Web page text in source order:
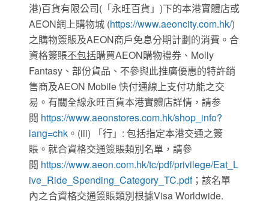
港)百貨有限公司(「永旺百貨」)下的本港實體店或
AEON網上購物城 (https://www.aeoncity.com.hk/)
之購物簽賬及AEON商戶免息分期計劃的消費。合
資格簽賬不包括購買AEON購物禮券、Molly
Fantasy、部份貨品、不參與此推廣優惠的特許銷
售商及AEON Mobile 快付通線上支付功能之交
易。有關全線永旺百貨本港實體店詳情，請参
閱 https://www.aeonstores.com.hk/shop_info?
lang=chk 。(iii) 「行」: 包括指定本港交通之簽
賬。就合資格交通簽賬類別名單，請參
閱 https://www.aeon.com.hk/tc/pdf/privilege/Eat_L
ive_Ride_Spending_Category_TC.pdf；該名單
內之合資格交通簽賬類別根據Visa Worldwide.